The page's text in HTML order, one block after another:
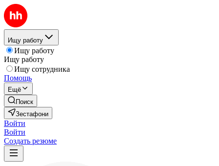
Ищу работу
Ищу работу
Ищу работу
Ищу сотрудника
Помощь
Ещё
Поиск
Зестафони
Войти
Войти
Создать резюме